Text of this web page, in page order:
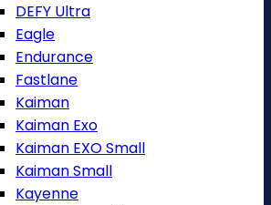
DEFY Ultra
Eagle
Endurance
Fastlane
Kaiman
Kaiman Exo
Kaiman EXO Small
Kaiman Small
Kayenne